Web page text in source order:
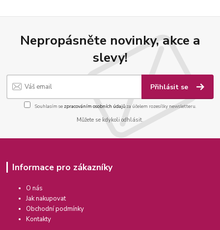
Nepropásněte novinky, akce a
slevy!
Přihlásit se
Souhlasím se zpracováním osobních údajůza účelem rozesílky newsletteru.
Můžete se kdykoli odhlásit.
Informace pro zákazníky
O nás
Jak nakupovat
Obchodní podmínky
Kontakty